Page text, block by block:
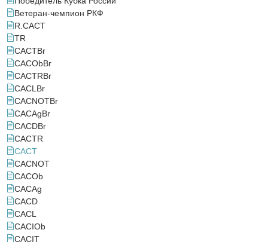
Ветеран-чемпион РКФ
R.CACT
TR
САСТBr
САСObBr
САСTRBr
САСLBr
САСNOTBr
САСAgBr
САСDBr
CACTR
CACT
CACNOT
CACOb
CACAg
CACD
CACL
САСIOb
САСIT